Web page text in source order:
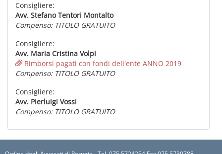
Consigliere:
Avv. Stefano Tentori Montalto
Compenso: TITOLO GRATUITO
Consigliere:
Avv. Maria Cristina Volpi
Rimborsi pagati con fondi dell'ente ANNO 2019
Compenso: TITOLO GRATUITO
Consigliere:
Avv. Pierluigi Vossi
Compenso: TITOLO GRATUITO